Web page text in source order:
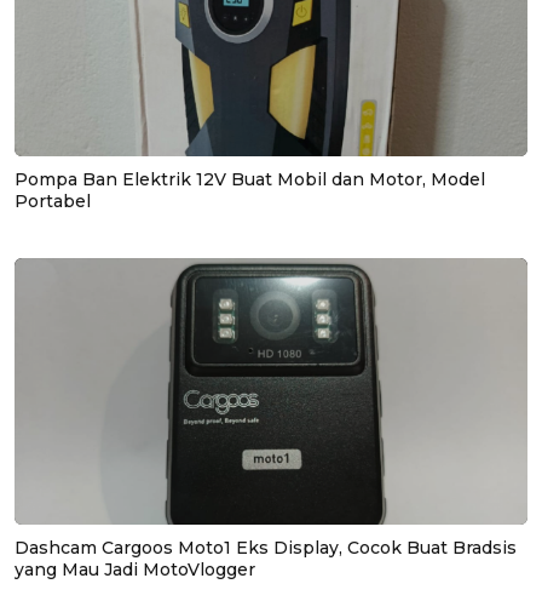
Pompa Ban Elektrik 12V Buat Mobil dan Motor, Model
Portabel
Dashcam Cargoos Moto1 Eks Display, Cocok Buat Bradsis
yang Mau Jadi MotoVlogger